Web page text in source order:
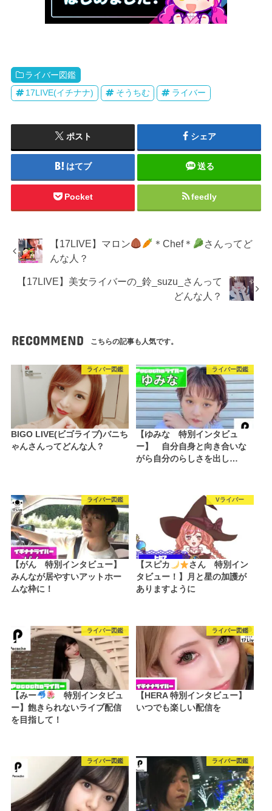
ライバー図鑑
17LIVE(イチナナ)
そうちむ ライバー
ポスト シェア
はてブ 送る
Pocket feedly
【17LIVE】マロン ＊Chef＊
さんってど
んな人？
【17LIVE】美女ライバーの_鈴_suzu_さんって
どんな人？
RECOMMEND こちらの記事も人気です。
ライバー図鑑
BIGO LIVE(ビゴライブ)バニち
ゃんさんってどんな人？
ライバー図鑑
【ゆみな 特別インタビュ
ー】 自分自身と向き合いな
がら自分のらしさを出し…
ライバー図鑑
【がん 特別インタビュー】
みんなが居やすいアットホー
ムな枠に！
Vライバー
【スピカ
さん 特別イン
タビュー！】月と星の加護が
ありますように
ライバー図鑑
【みー
特別インタビュ
ー】飽きられないライブ配信
を目指して！
ライバー図鑑
【HERA 特別インタビュー】
いつでも楽しい配信を
ライバー図鑑 ライバー図鑑